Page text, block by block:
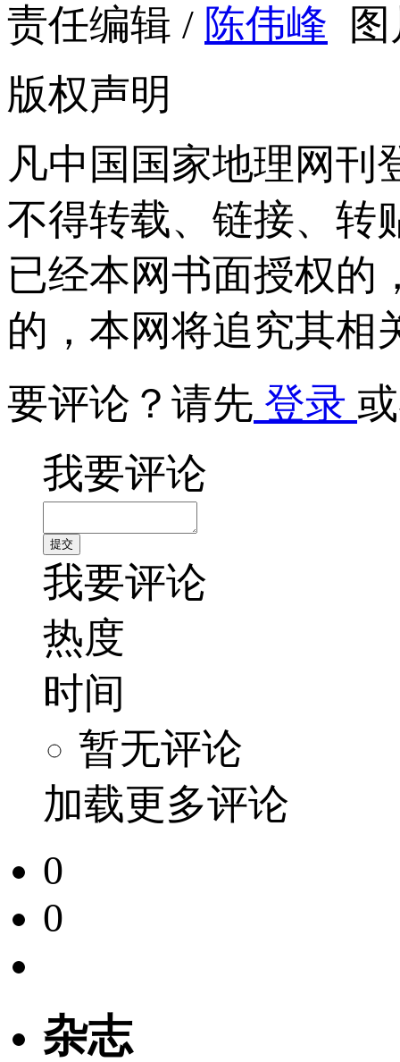
责任编辑 / 陈伟峰
版权声明
凡中国国家地理网刊
不得转载、链接、转
已经本网书面授权的
的，本网将追究其相
要评论？请先 登录
我要评论
我要评论
热度
时间
暂无评论
加载更多评论
0
0
杂志